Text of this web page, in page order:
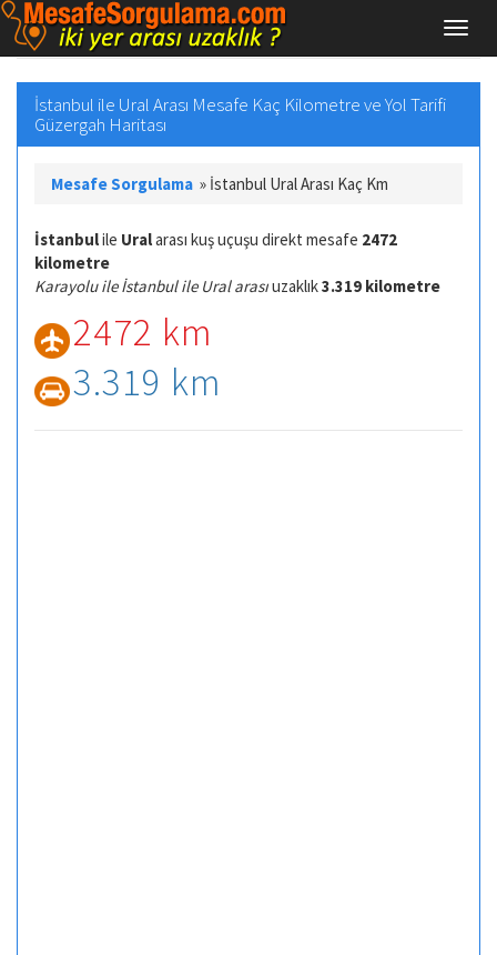
İstanbul ile Ural Arası Mesafe Kaç Kilometre ve Yol Tarifi
Güzergah Haritası
Mesafe Sorgulama » İstanbul Ural Arası Kaç Km
İstanbulile Uralarası kuş uçuşu direkt mesafe 2472
kilometre
Karayolu ile İstanbul ile Ural arasıuzaklık3.319 kilometre
2472 km
3.319 km